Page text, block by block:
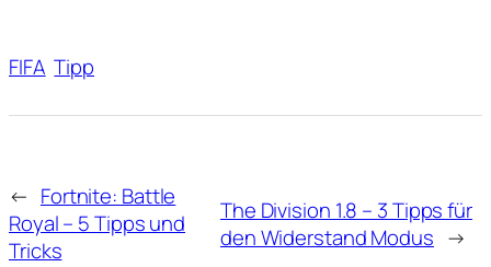
FIFA Tipp
← Fortnite: Battle
Royal – 5 Tipps und
Tricks
The Division 1.8 – 3 Tipps für
den Widerstand Modus →